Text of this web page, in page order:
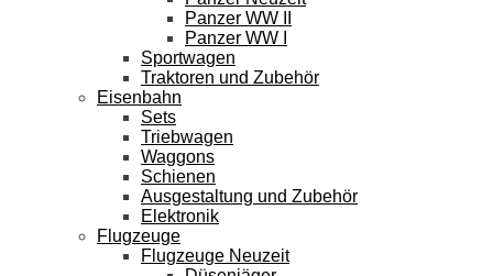
Panzer WW II
Panzer WW I
Sportwagen
Traktoren und Zubehör
Eisenbahn
Sets
Triebwagen
Waggons
Schienen
Ausgestaltung und Zubehör
Elektronik
Flugzeuge
Flugzeuge Neuzeit